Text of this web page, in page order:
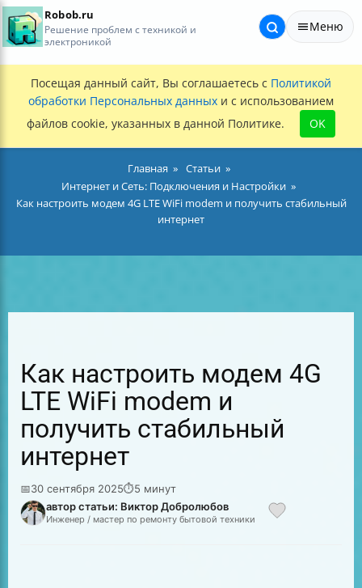
Robob.ru
Решение проблем с техникой и
электроникой
Меню
Посещая данный сайт, Вы соглашаетесь с Политикой
обработки Персональных данных и с использованием
файлов cookie, указанных в данной Политике.
OK
Главная
Статьи
Интернет и Сеть: Подключения и Настройки
Как настроить модем 4G LTE WiFi modem и получить стабильный
интернет
Как настроить модем 4G
LTE WiFi modem и
получить стабильный
интернет
📅30 сентября 2025⏱5 минут
автор статьи: Виктор Добролюбов
Инженер / мастер по ремонту бытовой техники